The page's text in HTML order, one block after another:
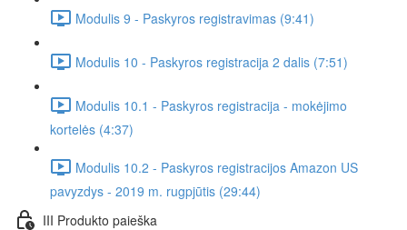
Modulis 9 - Paskyros registravimas (9:41)
Modulis 10 - Paskyros registracija 2 dalis (7:51)
Modulis 10.1 - Paskyros registracija - mokėjimo
kortelės (4:37)
Modulis 10.2 - Paskyros registracijos Amazon US
pavyzdys - 2019 m. rugpjūtis (29:44)
III Produkto paieška